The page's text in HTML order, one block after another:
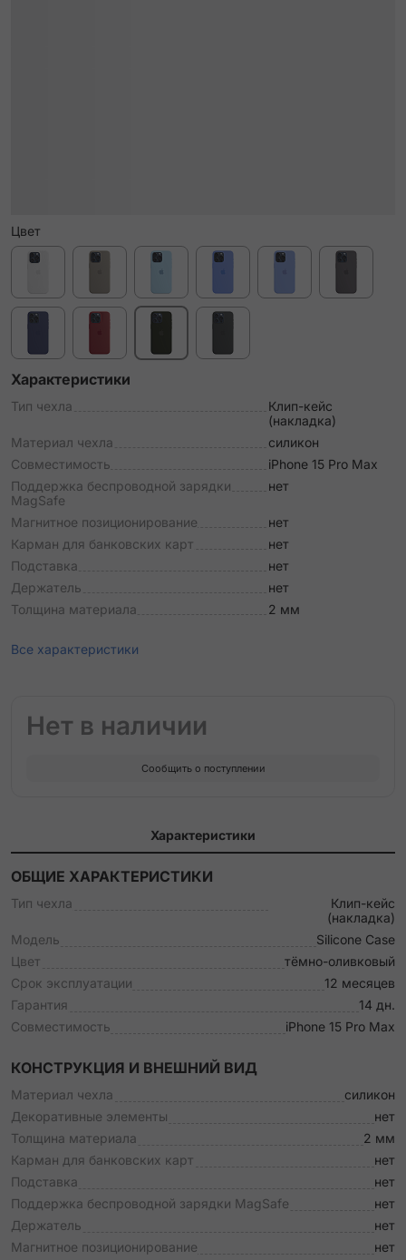
Цвет
Характеристики
Тип чехла
Клип-кейс
(накладка)
Материал чехла
силикон
Совместимость
iPhone 15 Pro Max
Поддержка беспроводной зарядки
MagSafe
нет
Магнитное позиционирование
нет
Карман для банковских карт
нет
Подставка
нет
Держатель
нет
Толщина материала
2 мм
Все характеристики
Нет в наличии
Сообщить о поступлении
Характеристики
ОБЩИЕ ХАРАКТЕРИСТИКИ
Тип чехла
Клип-кейс
(накладка)
Модель
Silicone Case
Цвет
тёмно-оливковый
Срок эксплуатации
12 месяцев
Гарантия
14 дн.
Совместимость
iPhone 15 Pro Max
КОНСТРУКЦИЯ И ВНЕШНИЙ ВИД
Материал чехла
силикон
Декоративные элементы
нет
Толщина материала
2 мм
Карман для банковских карт
нет
Подставка
нет
Поддержка беспроводной зарядки MagSafe
нет
Держатель
нет
Магнитное позиционирование
нет